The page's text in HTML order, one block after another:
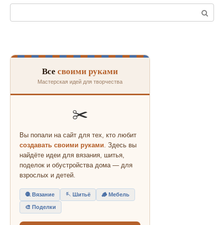
Поиск:
Все своими руками
Мастерская идей для творчества
✂️
Вы попали на сайт для тех, кто любит
создавать своими руками. Здесь вы
найдёте идеи для вязания, шитья,
поделок и обустройства дома — для
взрослых и детей.
🧶 Вязание 🪡 Шитьё 🪵 Мебель
🎨 Поделки